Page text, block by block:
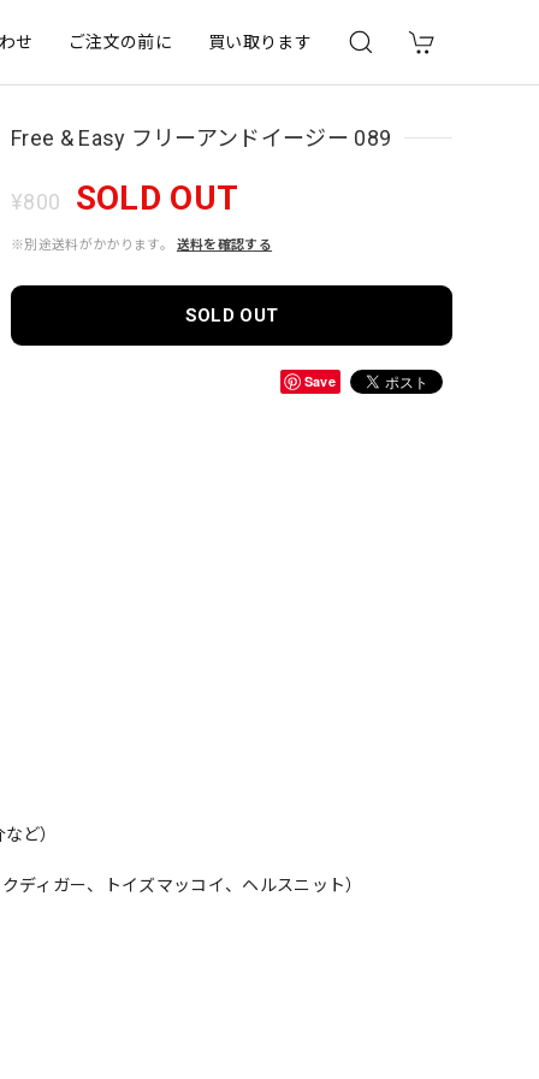
せ ご注文の前に 買い取ります
Free & Easy フリーアンドイージー 089
¥800 SOLD OUT
※別途送料がかかります。 送料を確認する
SOLD OUT
Save
ど）
ディガー、トイズマッコイ、ヘルスニット）